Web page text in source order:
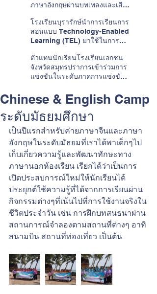
ภาษาอังกฤษผ่านบทเพลงและเสียง
โรงเรียนบุรารักษ์นำการเรียนการ
สอนแบบ Technology-Enabled
Learning (TEL) มาใช้ในการ
อังกฤษ
ตัวแทนนักเรียนโรงเรียนเอกชน
จังหวัดสมุทรปราการเข้าร่วมการ
แข่งขันในระดับภาคการแข่งขัน
ประดิษฐ์
Chinese & English Camp
ระดับมัธยมศึกษา
เป็นปีแรกสำหรับค่ายภาษาจีนและภาษา
อังกฤษในระดับมัธยมที่เราได้พาเด็กๆไป
เก็บเกี่ยวความรู้และพัฒนาทักษะทาง
ภาษานอกห้องเรียน เรียกได้ว่าเป็นการ
เปิดประสบการณ์ใหม่ให้นักเรียนได้
ประยุกต์ใช้ความรู้ที่ได้จากการเรียนผ่าน
กิจกรรมต่างๆที่เน้นไปที่การใช้งานจริงใน
ชีวิตประจำวัน เช่น การฝึกบทสนธนาผ่าน
สถานการณ์จำลองตามสถานที่ต่างๆ อาทิ
สนามบิน สถานที่ท่องเที่ยว เป็นต้น